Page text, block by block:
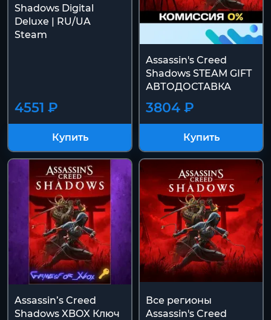
Shadows Digital
Deluxe | RU/UA
Steam
4551 ₽
Купить
Assassin's Creed
Shadows STEAM GIFT
АВТОДОСТАВКА
3804 ₽
Купить
Assassin’s Creed
Shadows XBOX Ключ
Все регионы
Assassin's Creed